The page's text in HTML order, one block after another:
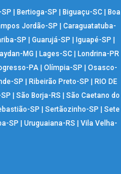
| Bertioga-SP | Biguaçu-SC| Boa
Jordão-SP | Caraguatatuba-
SP | Guarujá-SP | Iguapé-SP |
MG | Lages-SC| Londrina-PR
PA | Olímpia-SP | Osasco-
SP | Ribeirão Preto-SP | RIO DE
| São Borja-RS | São Caetano do
SP | Sertãozinho-SP | Sete
SP | Uruguaiana-RS | Vila Velha-